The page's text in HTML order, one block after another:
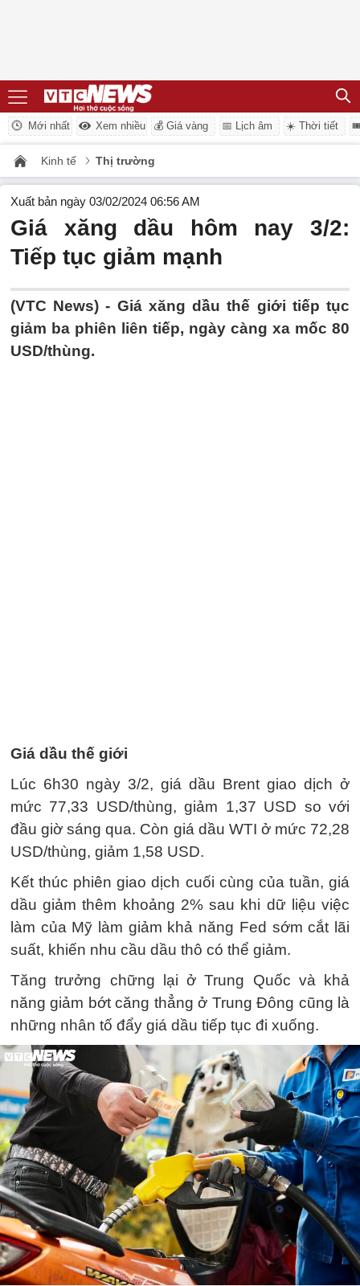
Mới nhất Xem nhiều 💰 Giá vàng 📅 Lịch âm ☀️ Thời tiết
Kinh tế Thị trường
Xuất bản ngày 03/02/2024 06:56 AM
Giá xăng dầu hôm nay 3/2:
Tiếp tục giảm mạnh
(VTC News) - Giá xăng dầu thế giới tiếp tục
giảm ba phiên liên tiếp, ngày càng xa mốc 80
USD/thùng.
Giá dầu thế giới
Lúc 6h30 ngày 3/2, giá dầu Brent giao dịch ở
mức 77,33 USD/thùng, giảm 1,37 USD so với
đầu giờ sáng qua. Còn giá dầu WTI ở mức 72,28
USD/thùng, giảm 1,58 USD.
Kết thúc phiên giao dịch cuối cùng của tuần, giá
dầu giảm thêm khoảng 2% sau khi dữ liệu việc
làm của Mỹ làm giảm khả năng Fed sớm cắt lãi
suất, khiến nhu cầu dầu thô có thể giảm.
Tăng trưởng chững lại ở Trung Quốc và khả
năng giảm bớt căng thẳng ở Trung Đông cũng là
những nhân tố đẩy giá dầu tiếp tục đi xuống.